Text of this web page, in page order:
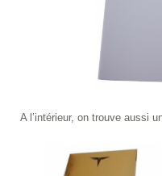
A l’intérieur, on trouve aussi